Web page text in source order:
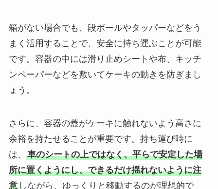
箱がない場合でも、段ボールやタッパーなどをう
まく活用することで、安全に持ち運ぶことが可能
です。容器の中には滑り止めシートや布、キッチ
ンペーパーなどを敷いてケーキの動きを防ぎまし
ょう。
さらに、容器の蓋がケーキに触れないよう高さに
余裕を持たせることが重要です。持ち運び時に
は、 車のシートの上ではなく、平らで安定した場
所に置くようにし、できるだけ揺れないように注
意しながら、ゆっくりと移動するのが理想的で